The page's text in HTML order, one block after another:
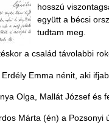
hosszú
együtt a bécsi
tudtam meg.
a család távolabbi
Emma nénit, aki
Olga, Mallát József és
Márta (én) a